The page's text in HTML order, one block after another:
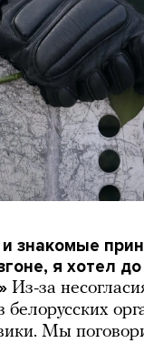
знакомые
я хотел
Из-за
Мы